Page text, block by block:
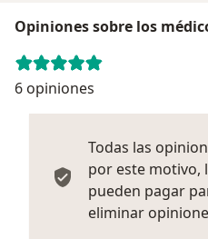
Opiniones sobre los
6 opiniones
Todas las
por este motivo,
pueden pagar
eliminar